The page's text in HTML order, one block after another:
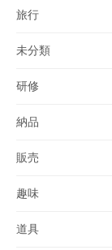
旅行
未分類
研修
納品
販売
趣味
道具